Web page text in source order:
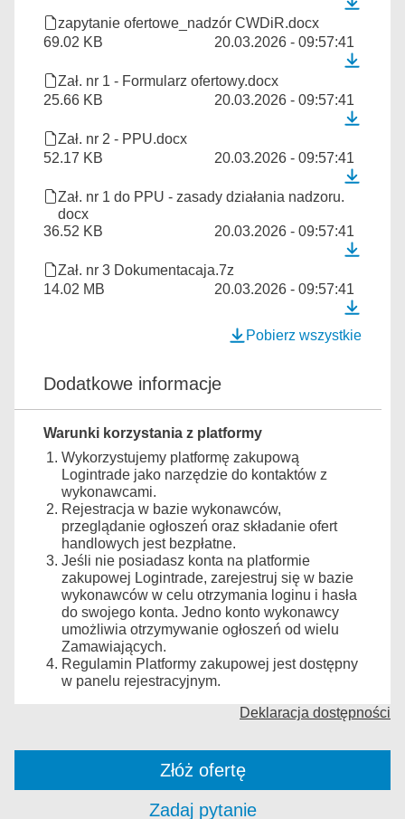
zapytanie ofertowe_nadzór CWDiR.docx
69.02 KB
20.03.2026 - 09:57:41
Zał. nr 1 - Formularz ofertowy.docx
25.66 KB
20.03.2026 - 09:57:41
Zał. nr 2 - PPU.docx
52.17 KB
20.03.2026 - 09:57:41
Zał. nr 1 do PPU - zasady działania nadzoru.
docx
36.52 KB
20.03.2026 - 09:57:41
Zał. nr 3 Dokumentacaja.7z
14.02 MB
20.03.2026 - 09:57:41
Pobierz wszystkie
Dodatkowe informacje
Warunki korzystania z platformy
Wykorzystujemy platformę zakupową
Logintrade jako narzędzie do kontaktów z
wykonawcami.
Rejestracja w bazie wykonawców,
przeglądanie ogłoszeń oraz składanie ofert
handlowych jest bezpłatne.
Jeśli nie posiadasz konta na platformie
zakupowej Logintrade, zarejestruj się w bazie
wykonawców w celu otrzymania loginu i hasła
do swojego konta. Jedno konto wykonawcy
umożliwia otrzymywanie ogłoszeń od wielu
Zamawiających.
Regulamin Platformy zakupowej jest dostępny
w panelu rejestracyjnym.
Deklaracja dostępności
Złóż ofertę
Zadaj pytanie